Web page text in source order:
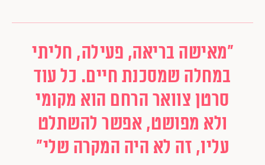
"מאישה בריאה, פעילה, חליתי
במחלה שמסכנת חיים. כל עוד
סרטן צוואר הרחם הוא מקומי
ולא מפושט, אפשר להשתלט
עליו, זה לא היה המקרה שלי"